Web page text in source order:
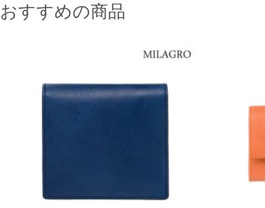
おすすめの商品